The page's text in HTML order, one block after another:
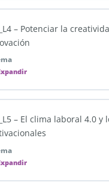
– Foro (Lee Iacocca vs
– Potenciar la
0/1 pasos
– Creatividad e Innovación
– El clima laboral 4.0 y